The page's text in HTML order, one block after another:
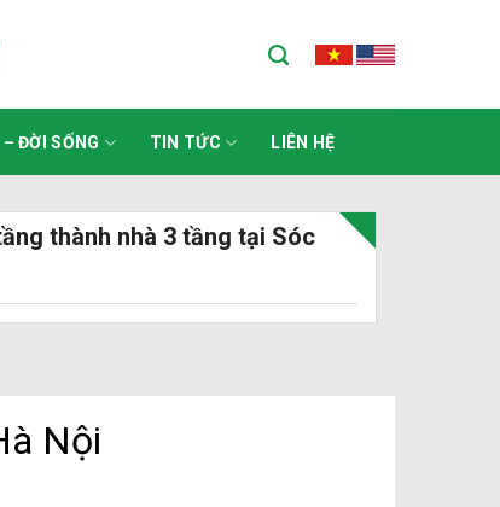
ĐỜI SỐNG TIN TỨC LIÊN HỆ
thành nhà 3 tầng tại Sóc
Nội